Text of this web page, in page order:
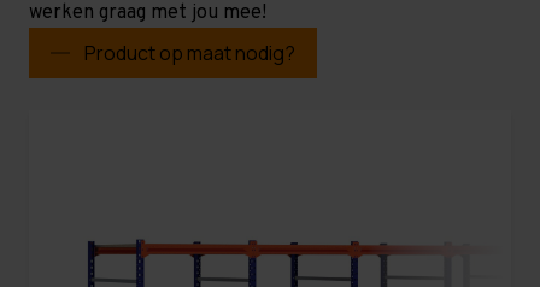
werken graag met jou mee!
Product op maat nodig?